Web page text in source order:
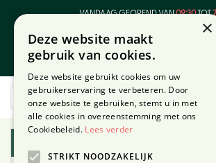
VANDAAG GEOPEND VAN09:30TOT
×
Deze website maakt
gebruik van cookies.
Deze website gebruikt cookies om uw
gebruikerservaring te verbeteren. Door
onze website te gebruiken, stemt u in met
alle cookies in overeenstemming met ons
Cookiebeleid. Lees verder
STRIKT NOODZAKELIJK